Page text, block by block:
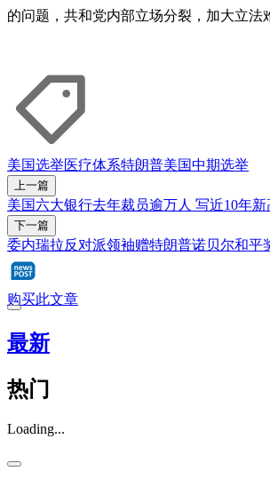
的问题，共和党内部立场分裂，加大立法
美国选举医疗体系特朗普美国中期选举
上一篇
美国六大银行去年裁员逾万人 写近10年新
下一篇
委内瑞拉反对派领袖赠特朗普诺贝尔和平
购买此文章
最新
热门
Loading...